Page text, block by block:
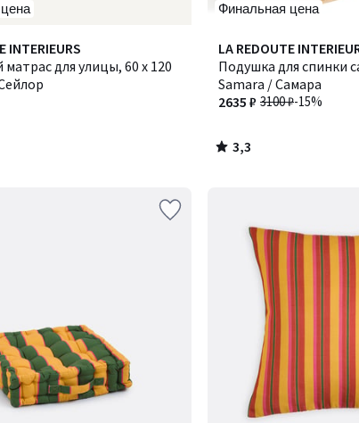
INTERIEURS
для улицы, 60 x 120
Финальная цена
LA REDOUTE
Подушка для спинки
Samara / Самара
3100 ₽-15%
2635 ₽
3,3
/ 5
3,3
/